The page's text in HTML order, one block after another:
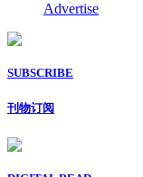
Advertise
SUBSCRIBE
刊物订阅